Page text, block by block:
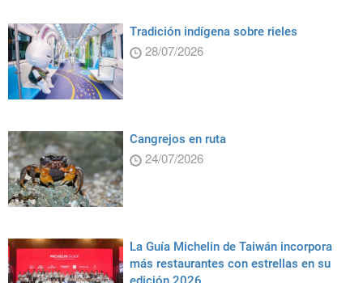
Tradición indígena sobre rieles
28/07/2026
Cangrejos en ruta
24/07/2026
La Guía Michelin de Taiwán incorpora
más restaurantes con estrellas en su